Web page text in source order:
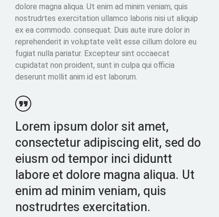
dolore magna aliqua. Ut enim ad minim veniam, quis
nostrudrtes exercitation ullamco laboris nisi ut aliquip
ex ea commodo. consequat. Duis aute irure dolor in
reprehenderit in voluptate velit esse cillum dolore eu
fugiat nulla pariatur. Excepteur sint occaecat
cupidatat non proident, sunt in culpa qui officia
deserunt mollit anim id est laborum.
Lorem ipsum dolor sit amet,
consectetur adipiscing elit, sed do
eiusm od tempor inci diduntt
labore et dolore magna aliqua. Ut
enim ad minim veniam, quis
nostrudrtes exercitation.